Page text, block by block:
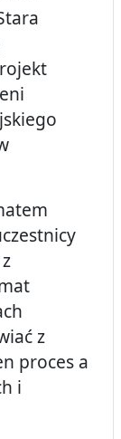
z
proces a
i